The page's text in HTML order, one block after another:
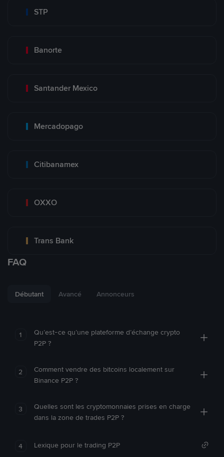
STP
Banorte
Santander Mexico
Mercadopago
Citibanamex
OXXO
Trans Bank
FAQ
Débutant Avancé Annonceurs
1
Qu’est-ce qu’une plateforme d’échange crypto
P2P ?
2
Comment vendre des bitcoins localement sur
Binance P2P ?
3
Quelles sont les cryptomonnaies prises en charge
dans la zone de trades P2P ?
4 Lexique pour le trading P2P